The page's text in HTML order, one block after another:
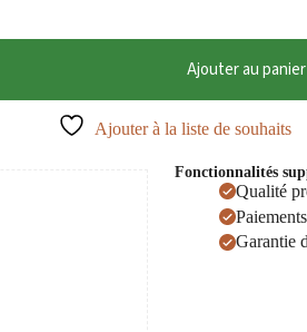
Ajouter au panier
Ajouter à la liste de souhaits
Fonctionnalités
Qualité
Garantie